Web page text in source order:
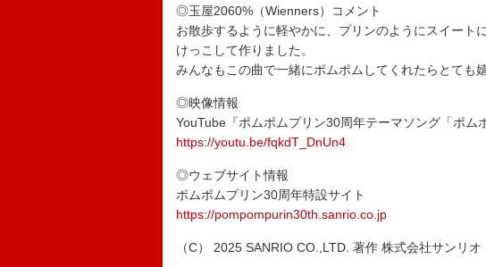
◎玉屋2060%（Wienners）コメント
お散歩するように軽やかに、プリンのようにスイート
けっこして作りました。
みんなもこの曲で一緒にポムポムしてくれたらとても
◎映像情報
YouTube『ポムポムプリン30周年テーマソング「ポム
https://youtu.be/fqkdT_DnUn4
◎ウェブサイト情報
ポムポムプリン30周年特設サイト
https://pompompurin30th.sanrio.co.jp
（C） 2025 SANRIO CO.,LTD. 著作 株式会社サンリオ